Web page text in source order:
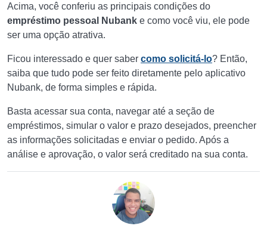
Acima, você conferiu as principais condições do
empréstimo pessoal Nubank e como você viu, ele pode
ser uma opção atrativa.
Ficou interessado e quer saber como solicitá-lo? Então,
saiba que tudo pode ser feito diretamente pelo aplicativo
Nubank, de forma simples e rápida.
Basta acessar sua conta, navegar até a seção de
empréstimos, simular o valor e prazo desejados, preencher
as informações solicitadas e enviar o pedido. Após a
análise e aprovação, o valor será creditado na sua conta.